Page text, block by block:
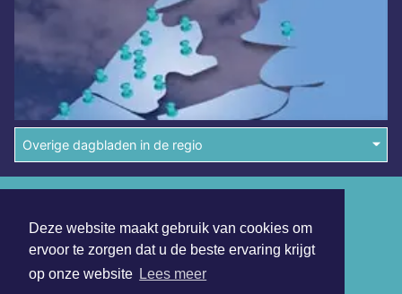
Deze website maakt gebruik van cookies om
ervoor te zorgen dat u de beste ervaring krijgt
op onze website Lees meer
Overige dagbladen in de regio
Disclaimer